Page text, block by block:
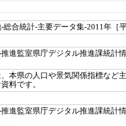
合統計-主要データ集-2011年［平
進監室県庁デジタル推進課統計
本県の人口や景気関係指標など
料です。
進監室県庁デジタル推進課統計